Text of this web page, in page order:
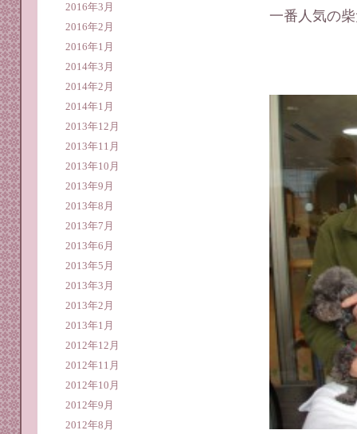
一番人気の
2016年3月
2016年2月
2016年1月
2014年3月
2014年2月
2014年1月
2013年12月
2013年11月
2013年10月
2013年9月
2013年8月
2013年7月
2013年6月
2013年5月
2013年3月
2013年2月
2013年1月
2012年12月
2012年11月
2012年10月
2012年9月
2012年8月